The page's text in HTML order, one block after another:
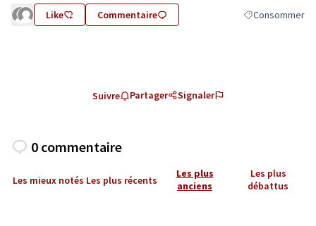
Like Commentaire Filtrer les
Consommer
Suivre Partager Signaler
0 commentaire
Les mieux notés Les plus récents
Les plus
anciens
Les plus
débattus